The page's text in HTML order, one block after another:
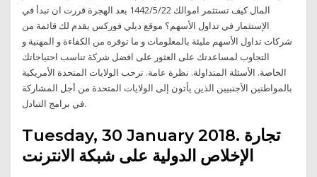
المال كيف تستثمر اموالك 22‏‏/5‏‏/1442 بعد الهجرة قررت ان تبدأ في
الإستثمار في تداول الأسهم؟ موقع ديلي فوركس يقدم لك قائمة من
شركات تداول الأسهم مليئة بالمعلومات و ما توفره من الكفاءة و المهنية و
التجاوب لمساعدتك على العثور على افضل شركة تناسب احتياجاتك
الخاصة. الأسئلة المتداولة. نظرة عامة. ترحب الولايات المتحدة الأمريكية
بالمواطنين الأجنبيين الذين يأتون إلى الولايات المتحدة من أجل المشاركة
في برامج التبادل.
Tuesday, 30 January 2018. تجارة
الإخلاص الدولية على شبكة الانترنت